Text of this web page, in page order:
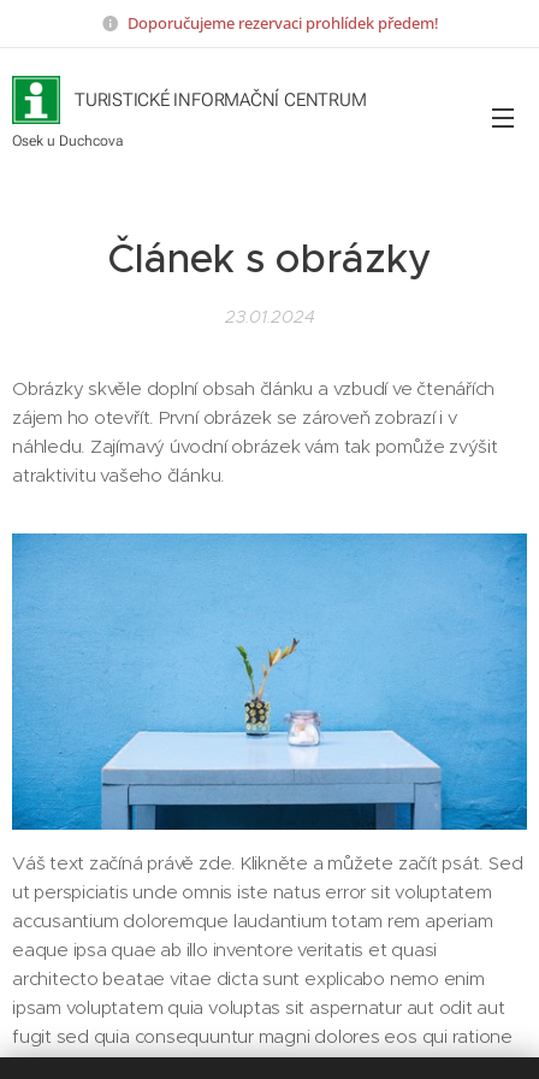
Doporučujeme rezervaci prohlídek předem!
TURISTICKÉ INFORMAČNÍ CENTRUM
Osek u Duchcova
Článek s obrázky
23.01.2024
Obrázky skvěle doplní obsah článku a vzbudí ve čtenářích
zájem ho otevřít. První obrázek se zároveň zobrazí i v
náhledu. Zajímavý úvodní obrázek vám tak pomůže zvýšit
atraktivitu vašeho článku.
Váš text začíná právě zde. Klikněte a můžete začít psát. Sed
ut perspiciatis unde omnis iste natus error sit voluptatem
accusantium doloremque laudantium totam rem aperiam
eaque ipsa quae ab illo inventore veritatis et quasi
architecto beatae vitae dicta sunt explicabo nemo enim
ipsam voluptatem quia voluptas sit aspernatur aut odit aut
fugit sed quia consequuntur magni dolores eos qui ratione
voluptatem sequi nesciunt neque porro quisquam est qui